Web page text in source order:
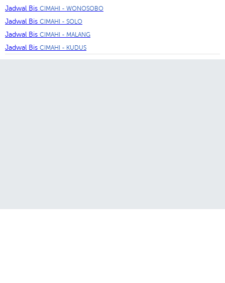
Jadwal Bis CIMAHI - WONOSOBO
Jadwal Bis CIMAHI - SOLO
Jadwal Bis CIMAHI - MALANG
Jadwal Bis CIMAHI - KUDUS